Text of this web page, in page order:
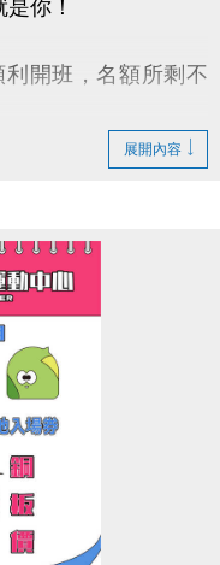
你！
開班，名額所剩不
小小探險家就能啟
～
三梯享88折優惠!!
握最後機會！
:
news/pageID/1/
展開內容